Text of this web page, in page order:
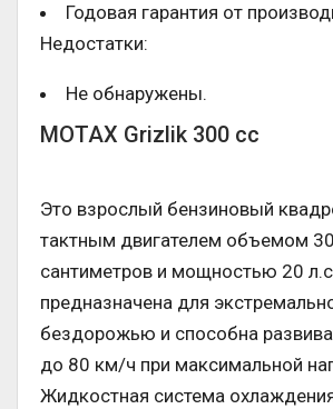
Годовая гарантия от
Недостатки:
Не обнаружены.
MOTAX Grizlik 300 cc
Это взрослый бензиновый
тактным двигателем объемом
сантиметров и мощностью 20
предназначена для
бездорожью и способна
до 80 км/ч при максимальной
Жидкостная система